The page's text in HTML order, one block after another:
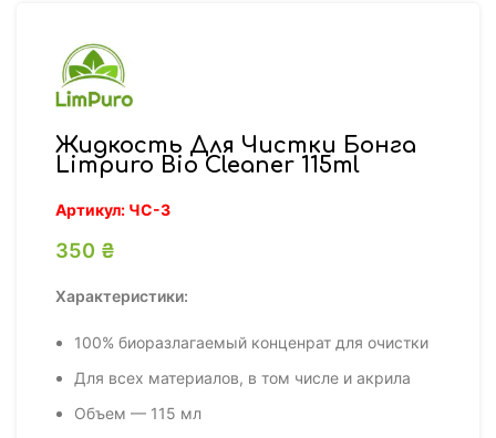
Жидкость Для Чистки Бонга
Limpuro Bio Cleaner 115ml
Артикул: ЧС-3
350 ₴
Характеристики:
100% биоразлагаемый конценрат для очистки
Для всех материалов, в том числе и акрила
Объем — 115 мл